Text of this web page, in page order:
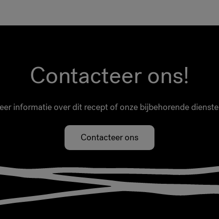
Contacteer ons!
informatie over dit recept of onze bijbehorende
Contacteer ons